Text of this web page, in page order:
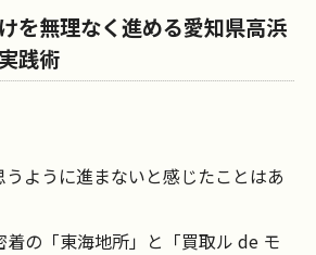
を無理なく進める愛知県高浜
践術
ように進まないと感じたことはあ
の「東海地所」と「買取ル de モ